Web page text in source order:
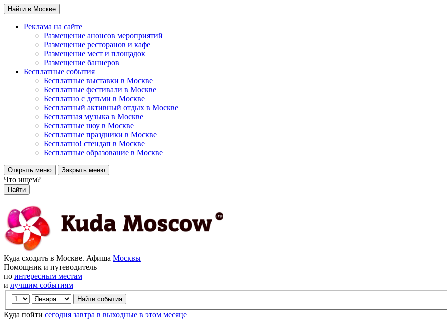
Найти в Москве
Реклама на сайте
Размещение анонсов мероприятий
Размещение ресторанов и кафе
Размещение мест и площадок
Размещение баннеров
Бесплатные события
Бесплатные выставки в Москве
Бесплатные фестивали в Москве
Бесплатно с детьми в Москве
Бесплатный активный отдых в Москве
Бесплатная музыка в Москве
Бесплатные шоу в Москве
Бесплатные праздники в Москве
Бесплатно! стендап в Москве
Бесплатные образование в Москве
Открыть меню Закрыть меню
Что ищем?
Найти
Куда сходить в Москве. Афиша Москвы
Помощник и путеводитель
по интересным местам
и лучшим событиям
Куда пойти сегодня завтра в выходные в этом месяце